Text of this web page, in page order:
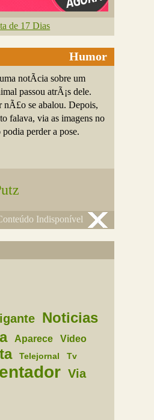
de 17 Dias
Humor
notÃ­cia sobre um
passou atrÃ¡s dele.
nÃ£o se abalou. Depois,
falava, via as imagens no
perder a pose.
Indisponível
Noticias
Aparece Video
Telejornal Tv
Via